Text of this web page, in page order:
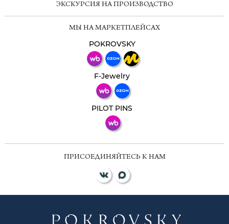
ЭКСКУРСИЯ НА ПРОИЗВОДСТВО
МЫ НА МАРКЕТПЛЕЙСАХ
POKROVSKY
F-Jewelry
PILOT PINS
ПРИСОЕДИНЯЙТЕСЬ К НАМ